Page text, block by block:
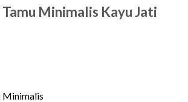
Minimalis Kayu Jati
Minimalis